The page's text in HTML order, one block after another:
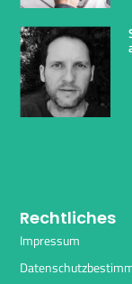
Rechtliches
Impressum